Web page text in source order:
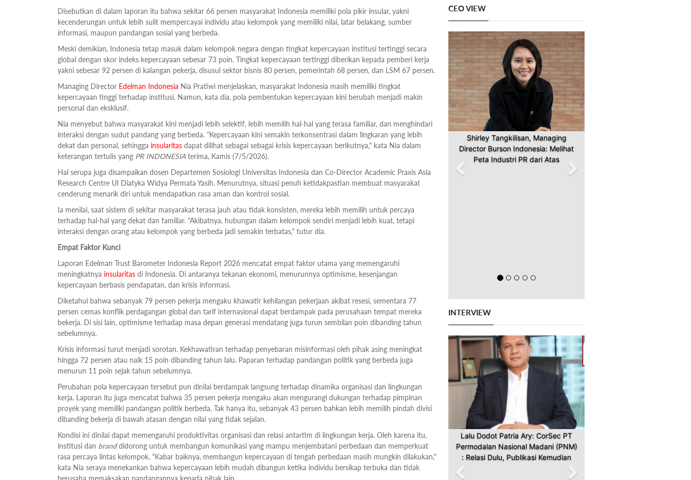
Disebutkan di dalam laporan itu bahwa sekitar 66 persen masyarakat Indonesia memiliki pola pikir insular, yakni
kecenderungan untuk lebih sulit mempercayai individu atau kelompok yang memiliki nilai, latar belakang, sumber
informasi, maupun pandangan sosial yang berbeda.
Meski demikian, Indonesia tetap masuk dalam kelompok negara dengan tingkat kepercayaan institusi tertinggi secara
global dengan skor indeks kepercayaan sebesar 73 poin. Tingkat kepercayaan tertinggi diberikan kepada pemberi kerja
yakni sebesar 92 persen di kalangan pekerja, disusul sektor bisnis 80 persen, pemerintah 68 persen, dan LSM 67 persen.
Managing Director Edelman Indonesia Nia Pratiwi menjelaskan, masyarakat Indonesia masih memiliki tingkat
kepercayaan tinggi terhadap institusi. Namun, kata dia, pola pembentukan kepercayaan kini berubah menjadi makin
personal dan eksklusif.
Nia menyebut bahwa masyarakat kini menjadi lebih selektif, lebih memilih hal-hal yang terasa familiar, dan menghindari
interaksi dengan sudut pandang yang berbeda. "Kepercayaan kini semakin terkonsentrasi dalam lingkaran yang lebih
dekat dan personal, sehingga insularitas dapat dilihat sebagai sebagai krisis kepercayaan berikutnya," kata Nia dalam
keterangan tertulis yang PR INDONESIAterima, Kamis (7/5/2026).
Hal serupa juga disampaikan dosen Departemen Sosiologi Universitas Indonesia dan Co-Director Academic Praxis Asia
Research Centre UI Diatyka Widya Permata Yasih. Menurutnya, situasi penuh ketidakpastian membuat masyarakat
cenderung menarik diri untuk mendapatkan rasa aman dan kontrol sosial.
Ia menilai, saat sistem di sekitar masyarakat terasa jauh atau tidak konsisten, mereka lebih memilih untuk percaya
terhadap hal-hal yang dekat dan familiar. "Akibatnya, hubungan dalam kelompok sendiri menjadi lebih kuat, tetapi
interaksi dengan orang atau kelompok yang berbeda jadi semakin terbatas," tutur dia.
Empat Faktor Kunci
Laporan Edelman Trust Barometer Indonesia Report 2026 mencatat empat faktor utama yang memengaruhi
meningkatnya insularitas di Indonesia. Di antaranya tekanan ekonomi, menurunnya optimisme, kesenjangan
kepercayaan berbasis pendapatan, dan krisis informasi.
Diketahui bahwa sebanyak 79 persen pekerja mengaku khawatir kehilangan pekerjaan akibat resesi, sementara 77
persen cemas konflik perdagangan global dan tarif internasional dapat berdampak pada perusahaan tempat mereka
bekerja. Di sisi lain, optimisme terhadap masa depan generasi mendatang juga turun sembilan poin dibanding tahun
sebelumnya.
Krisis informasi turut menjadi sorotan. Kekhawatiran terhadap penyebaran misinformasi oleh pihak asing meningkat
hingga 72 persen atau naik 15 poin dibanding tahun lalu. Paparan terhadap pandangan politik yang berbeda juga
menurun 11 poin sejak tahun sebelumnya.
Perubahan pola kepercayaan tersebut pun dinilai berdampak langsung terhadap dinamika organisasi dan lingkungan
kerja. Laporan itu juga mencatat bahwa 35 persen pekerja mengaku akan mengurangi dukungan terhadap pimpinan
proyek yang memiliki pandangan politik berbeda. Tak hanya itu, sebanyak 43 persen bahkan lebih memilih pindah divisi
dibanding bekerja di bawah atasan dengan nilai yang tidak sejalan.
Kondisi ini dinilai dapat memengaruhi produktivitas organisasi dan relasi antartim di lingkungan kerja. Oleh karena itu,
institusi dan branddidorong untuk membangun komunikasi yang mampu menjembatani perbedaan dan memperkuat
rasa percaya lintas kelompok. "Kabar baiknya, membangun kepercayaan di tengah perbedaan masih mungkin dilakukan,"
kata Nia seraya menekankan bahwa kepercayaan lebih mudah dibangun ketika individu bersikap terbuka dan tidak
CEO VIEW
Shirley Tangkilisan, Managing
Director Burson Indonesia: Melihat
Peta Industri PR dari Atas
Previous Next
INTERVIEW
Lalu Dodot Patria Ary: CorSec PT
Permodalan Nasional Madani (PNM)
: Relasi Dulu, Publikasi Kemudian
Previous Next